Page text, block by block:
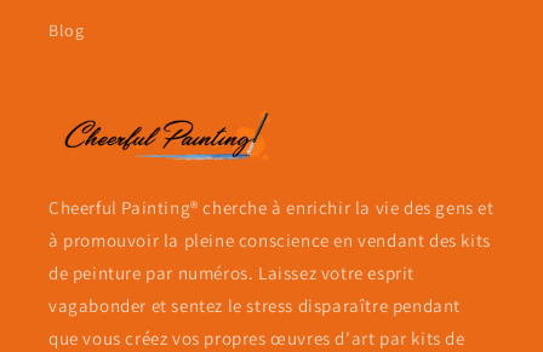
Blog
Cheerful Painting® cherche à enrichir la vie des gens et
à promouvoir la pleine conscience en vendant des kits
de peinture par numéros. Laissez votre esprit
vagabonder et sentez le stress disparaître pendant
que vous créez vos propres œuvres d'art par kits de